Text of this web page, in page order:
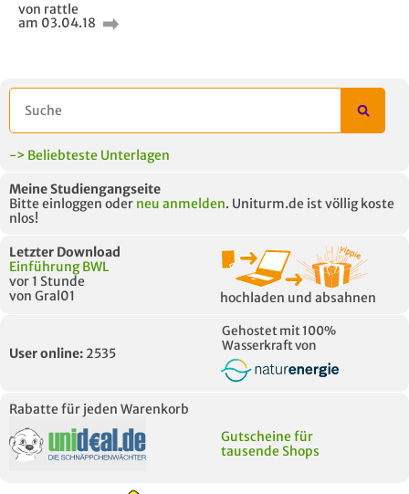
von rattle
am 03.04.18
-> Beliebteste Unterlagen
Meine Studiengangseite
Bitte einloggen oder neu anmelden. Uniturm.de ist völlig koste
nlos!
Letzter Download
Einführung BWL
vor 1 Stunde
von Gral01
hochladen und absahnen
User online: 2535
Gehostet mit 100%
Wasserkraft von
Rabatte für jeden Warenkorb
Gutscheine für
tausende Shops